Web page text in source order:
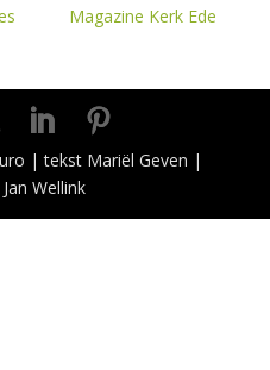
Magazine Kerk Ede
| tekst Mariël Geven |
Wellink